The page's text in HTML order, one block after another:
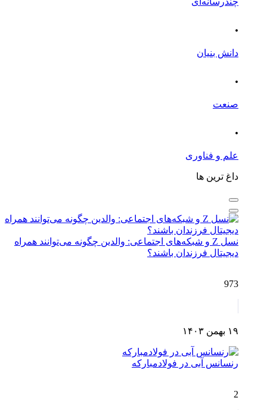
.
دانش بنیان
.
صنعت
.
علم و فناوری
داغ ترین ها
نسل Z و شبکه‌های اجتماعی: والدین چگونه می‌توانند همراه
دیجیتال فرزندان باشند؟
973
۱۹ بهمن ۱۴۰۳
رنسانس آبی در فولادمبارکه
2